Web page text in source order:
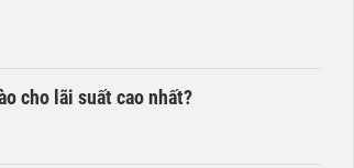
cho lãi suất cao nhất?